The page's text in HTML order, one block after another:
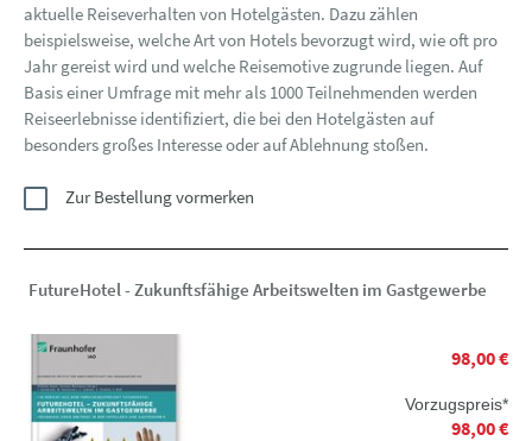
aktuelle Reiseverhalten von Hotelgästen. Dazu zählen
beispielsweise, welche Art von Hotels bevorzugt wird, wie oft pro
Jahr gereist wird und welche Reisemotive zugrunde liegen. Auf
Basis einer Umfrage mit mehr als 1000 Teilnehmenden werden
Reiseerlebnisse identifiziert, die bei den Hotelgästen auf
besonders großes Interesse oder auf Ablehnung stoßen.
Zur Bestellung vormerken
FutureHotel - Zukunftsfähige Arbeitswelten im Gastgewerbe
98,00 €
Vorzugspreis*
98,00 €